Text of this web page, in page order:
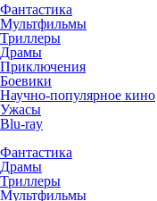
Фантастика
Мультфильмы
Триллеры
Драмы
Приключения
Боевики
Научно-популярное кино
Ужасы
Blu-ray
Фантастика
Драмы
Триллеры
Мультфильмы